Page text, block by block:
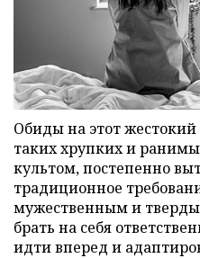
Обиды на этот
таких хрупких и
культом, постепенно
традиционное
мужественным и
брать на себя
идти вперед и